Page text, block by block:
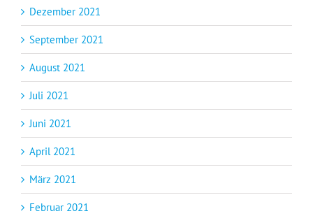
Dezember 2021
September 2021
August 2021
Juli 2021
Juni 2021
April 2021
März 2021
Februar 2021